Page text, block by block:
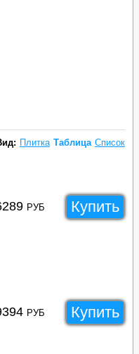
Плитка Таблица Список
РУБ Купить
РУБ Купить